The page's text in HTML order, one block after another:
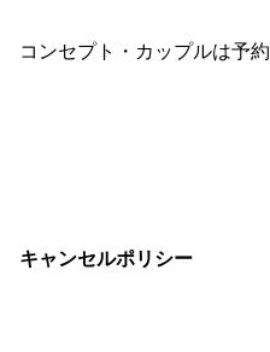
コンセプト・カップルは予
キャンセルポリシー